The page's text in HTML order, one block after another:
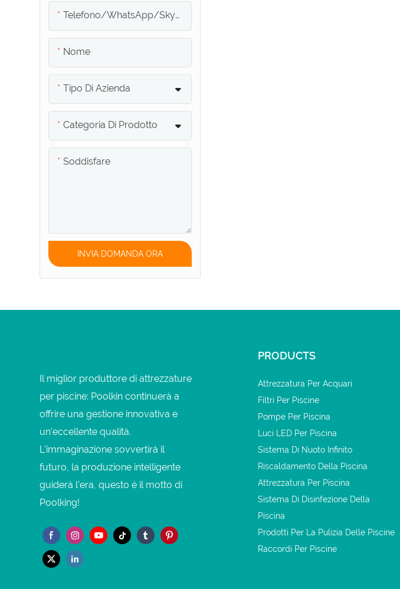
Telefono/whatsApp/skype
Nome
Tipo Di Azienda
Categoria Di Prodotto
Soddisfare
INVIA DOMANDA ORA
Il miglior produttore di attrezzature
per piscine: Poolkin continuerà a
offrire una gestione innovativa e
un'eccellente qualità.
L'immaginazione sovvertirà il
futuro, la produzione intelligente
guiderà l'era, questo è il motto di
Poolking!
PRODUCTS
Attrezzatura Per Acquari
Filtri Per Piscine
Pompe Per Piscina
Luci LED Per Piscina
Sistema Di Nuoto Infinito
Riscaldamento Della Piscina
Attrezzatura Per Piscina
Sistema Di Disinfezione Della
Piscina
Prodotti Per La Pulizia Delle Piscine
Raccordi Per Piscine